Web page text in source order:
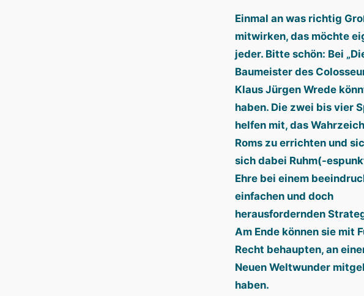
Einmal an was richtig
mitwirken, das möchte
jeder. Bitte schön: Bei
Baumeister des
Klaus Jürgen Wrede
haben. Die zwei bis vier
helfen mit, das
Roms zu errichten und
sich dabei Ruhm(-
Ehre bei einem
einfachen und doch
herausfordernden
Am Ende können sie mit
Recht behaupten, an
Neuen Weltwunder
haben.